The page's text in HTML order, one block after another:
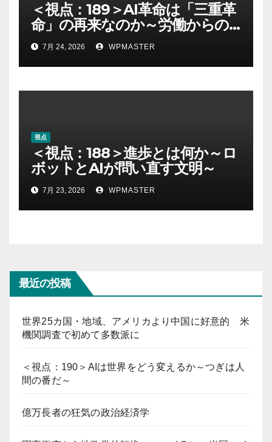
＜視点：189＞AI革命は「三重革
命」の再来なのか～労働からの
解放とAI時代の進歩を考える～
7月 24, 2026 WPMASTER
視点
＜視点：188＞進歩とは何か～ロ
ボットとAIが問い直す文明～
7月 23, 2026 WPMASTER
最近の投稿
世界25カ国・地域、アメリカより中国に好意的 米
機関調査で初めて多数派に
＜視点：190＞AIは世界をどう変えるか～つぎは人
間の番だ～
億万長者の狂気の政治経済学